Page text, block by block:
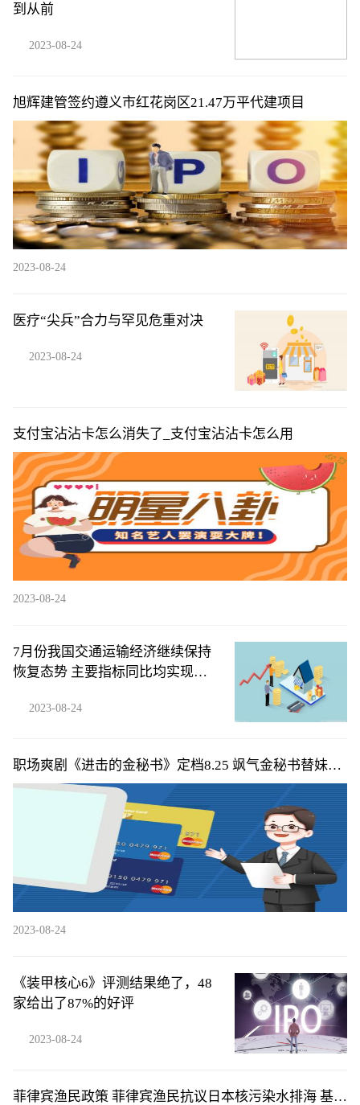
到从前
2023-08-24
旭辉建管签约遵义市红花岗区21.47万平代建项目
2023-08-24
医疗“尖兵”合力与罕见危重对决
2023-08-24
支付宝沾沾卡怎么消失了_支付宝沾沾卡怎么用
2023-08-24
7月份我国交通运输经济继续保持
恢复态势 主要指标同比均实现增
2023-08-24
职场爽剧《进击的金秘书》定档8.25 飒气金秘书替妹整
顿职场超带感
2023-08-24
《装甲核心6》评测结果绝了，48
家给出了87%的好评
2023-08-24
菲律宾渔民政策 菲律宾渔民抗议日本核污染水排海 基本